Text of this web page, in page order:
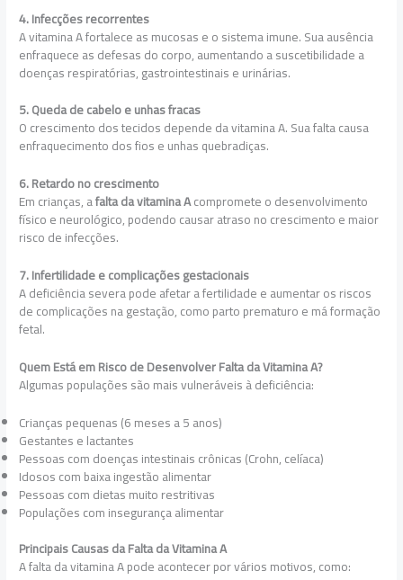
4. Infecções recorrentes
A vitamina A fortalece as mucosas e o sistema imune. Sua ausência
enfraquece as defesas do corpo, aumentando a suscetibilidade a
doenças respiratórias, gastrointestinais e urinárias.
5. Queda de cabelo e unhas fracas
O crescimento dos tecidos depende da vitamina A. Sua falta causa
enfraquecimento dos fios e unhas quebradiças.
6. Retardo no crescimento
Em crianças, afalta da vitamina Acompromete o desenvolvimento
físico e neurológico, podendo causar atraso no crescimento e maior
risco de infecções.
7. Infertilidade e complicações gestacionais
A deficiência severa pode afetar a fertilidade e aumentar os riscos
de complicações na gestação, como parto prematuro e má formação
fetal.
Quem Está em Risco de Desenvolver Falta da Vitamina A?
Algumas populações são mais vulneráveis à deficiência:
Crianças pequenas (6 meses a 5 anos)
Gestantes e lactantes
Pessoas com doenças intestinais crônicas (Crohn, celíaca)
Idosos com baixa ingestão alimentar
Pessoas com dietas muito restritivas
Populações com insegurança alimentar
Principais Causas da Falta da Vitamina A
A falta da vitamina A pode acontecer por vários motivos, como: